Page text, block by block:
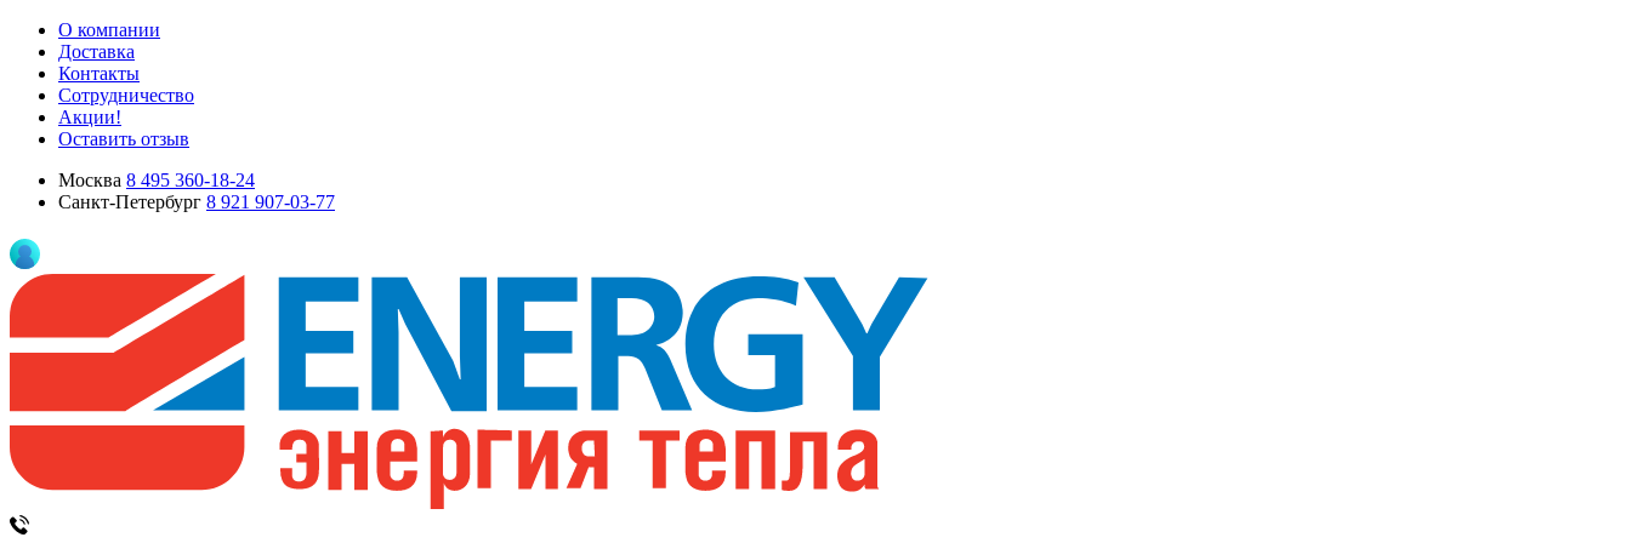
О компании
Доставка
Контакты
Сотрудничество
Акции!
Оставить отзыв
Москва 8 495 360-18-24
Санкт-Петербург 8 921 907-03-77